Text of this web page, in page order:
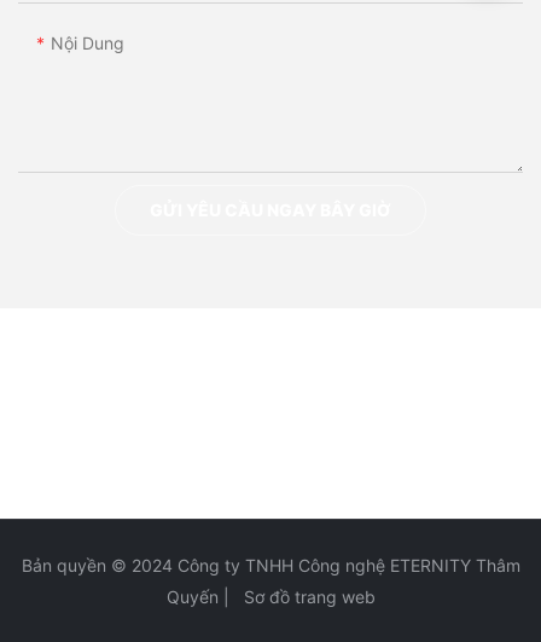
Nội Dung
Bản quyền © 2024 Công ty TNHH Công nghệ ETERNITY Thâm
Quyến |
Sơ đồ trang web